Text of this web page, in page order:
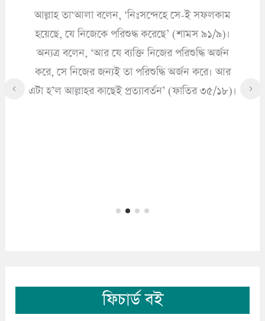
আল্লাহ তা‘আলা বলেন, ‘নিঃসন্দেহে সে-ই সফলকাম
হয়েছে, যে নিজেকে পরিশুদ্ধ করেছে’ (শামস ৯১/৯)।
অন্যত্র বলেন, ‘আর যে ব্যক্তি নিজের পরিশুদ্ধি অর্জন
করে, সে নিজের জন্যই তা পরিশুদ্ধি অর্জন করে। আর
এটা হ’ল আল্লাহর কাছেই প্রত্যাবর্তন’ (ফাতির ৩৫/১৮)।
ফিচার্ড বই